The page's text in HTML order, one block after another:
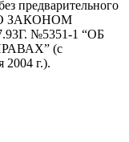
предварительного
ЗАКОНОМ
№5351-1 “ОБ
(с
2004 г.).